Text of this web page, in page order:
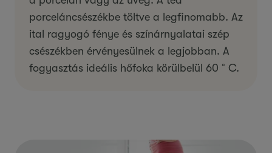
porceláncsészékbe töltve a legfinomabb. Az
ital ragyogó fénye és színárnyalatai szép
csészékben érvényesülnek a legjobban. A
fogyasztás ideális hőfoka körülbelül 60 ˚C.